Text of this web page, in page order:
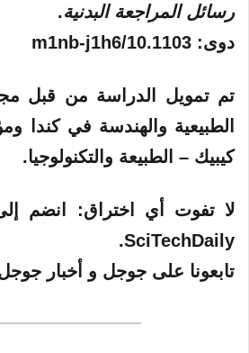
رسائل المراجعة البدنية.
دوى: 10.1103/m1nb-j1h6
تم تمويل الدراسة من قبل
الطبيعية والهندسة في كندا
كيبيك – الطبيعة والتكنولوجيا.
لا تفوت أي اختراق: انضم إلى
SciTechDaily.
تابعونا على جوجل و أخبار